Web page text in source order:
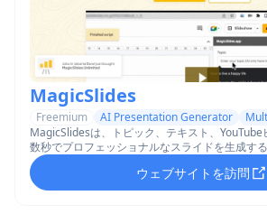
MagicSlides
Freemium AI Presentation Generator
MagicSlidesは、トピック、テキスト、YouTube
数秒でプロフェッショナルなスライドを生成す
ーション作成ツールです。
ウェブサイトを訪問